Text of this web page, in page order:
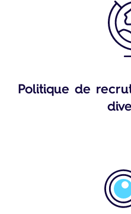
Politique de